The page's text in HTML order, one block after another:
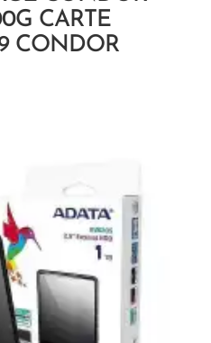
CARTE
CONDOR